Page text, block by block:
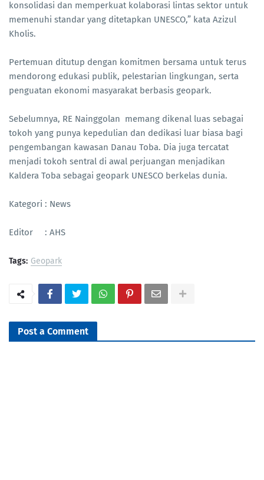
konsolidasi dan memperkuat kolaborasi lintas sektor untuk
memenuhi standar yang ditetapkan UNESCO,” kata Azizul
Kholis.
Pertemuan ditutup dengan komitmen bersama untuk terus
mendorong edukasi publik, pelestarian lingkungan, serta
penguatan ekonomi masyarakat berbasis geopark.
Sebelumnya, RE Nainggolan memang dikenal luas sebagai
tokoh yang punya kepedulian dan dedikasi luar biasa bagi
pengembangan kawasan Danau Toba. Dia juga tercatat
menjadi tokoh sentral di awal perjuangan menjadikan
Kaldera Toba sebagai geopark UNESCO berkelas dunia.
Kategori : News
Editor : AHS
Tags: Geopark
Post a Comment